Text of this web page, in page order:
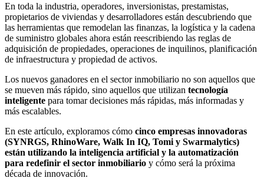
En toda la industria, operadores, inversionistas, prestamistas,
propietarios de viviendas y desarrolladores están descubriendo que
las herramientas que remodelan las finanzas, la logística y la cadena
de suministro globales ahora están reescribiendo las reglas de
adquisición de propiedades, operaciones de inquilinos, planificación
de infraestructura y propiedad de activos.
Los nuevos ganadores en el sector inmobiliario no son aquellos que
se mueven más rápido, sino aquellos que utilizan tecnología
inteligente para tomar decisiones más rápidas, más informadas y
más escalables.
En este artículo, exploramos cómo cinco empresas innovadoras
(SYNRGS, RhinoWare, Walk In IQ, Tomi y Swarmalytics)
están utilizando la inteligencia artificial y la automatización
para redefinir el sector inmobiliario y cómo será la próxima
década de innovación.